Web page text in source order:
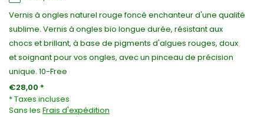
Vernis à ongles naturel rouge foncé enchanteur d'une qualité
sublime. Vernis à ongles bio longue durée, résistant aux
chocs et brillant, à base de pigments d'algues rouges, doux
et soignant pour vos ongles, avec un pinceau de précision
unique. 10-Free
€28,00 *
* Taxes incluses
Sans les Frais d'expédition